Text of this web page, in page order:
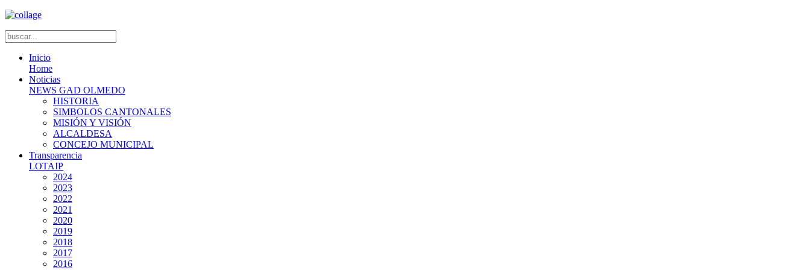
Inicio
Home
Noticias
NEWS GAD OLMEDO
HISTORIA
SIMBOLOS CANTONALES
MISIÓN Y VISIÓN
ALCALDESA
CONCEJO MUNICIPAL
Transparencia
LOTAIP
2024
2023
2022
2021
2020
2019
2018
2017
2016